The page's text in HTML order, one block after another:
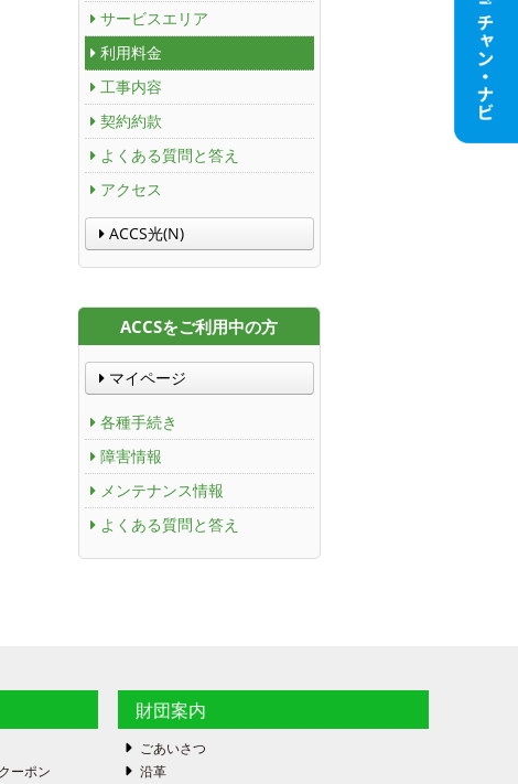
サービスエリア
利用料金
工事内容
契約約款
よくある質問と答え
アクセス
ACCS光(N)
ACCSをご利用中の方
マイページ
各種手続き
障害情報
メンテナンス情報
よくある質問と答え
ーポン
財団案内
ごあいさつ
沿革